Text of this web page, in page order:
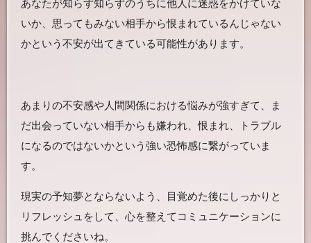
あなたが知らず知らずのうちに他人に迷惑をかけていな
いか、思ってもみない相手から恨まれているんじゃない
かという不安が出てきている可能性があります。
あまりの不安感や人間関係における悩みが強すぎて、ま
だ出会っていない相手からも嫌われ、恨まれ、トラブル
になるのではないかという強い恐怖感に繋がっていま
す。
現実の予知夢とならないよう、目覚めた後にしっかりと
リフレッシュをして、心を整えてコミュニケーションに
挑んでくださいね。